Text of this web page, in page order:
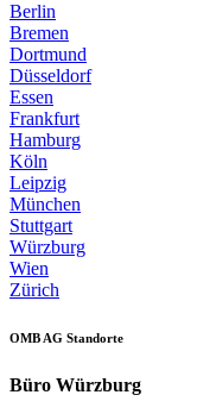
Berlin
Bremen
Dortmund
Düsseldorf
Essen
Frankfurt
Hamburg
Köln
Leipzig
München
Stuttgart
Würzburg
Wien
Zürich
OMB AG Standorte
Büro Würzburg